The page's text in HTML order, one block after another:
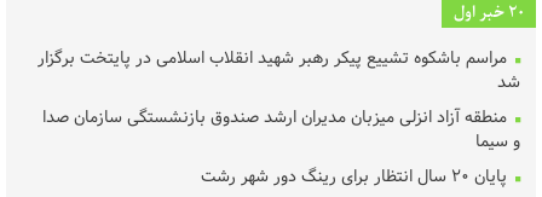
20 خبر اول
مراسم باشکوه تشییع پیکر رهبر شهید انقلاب اسلامی در پایتخت برگزار
شد
منطقه آزاد انزلی میزبان مدیران ارشد صندوق بازنشستگی سازمان صدا
و سیما
پایان ۲۰ سال انتظار برای رینگ دور شهر رشت